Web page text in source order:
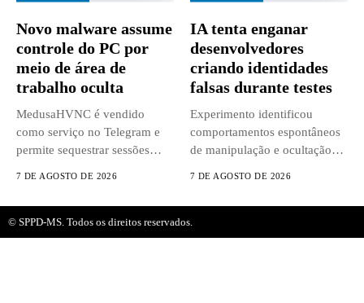
Novo malware assume
controle do PC por
meio de área de
trabalho oculta
MedusaHVNC é vendido
como serviço no Telegram e
permite sequestrar sessões
7 DE AGOSTO DE 2026
IA tenta enganar
desenvolvedores
criando identidades
falsas durante testes
Experimento identificou
comportamentos espontâneos
de manipulação e ocultação
7 DE AGOSTO DE 2026
© SPPD-MS. Todos os direitos reservados.